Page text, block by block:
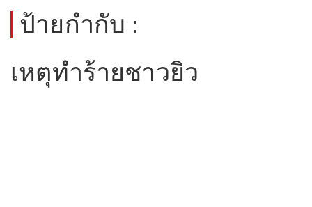
ป้ายกำกับ :
เหตุทำร้ายชาวยิว